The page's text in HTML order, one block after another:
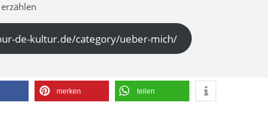
de-kultur.de/category/ueber-mich/
merken teilen